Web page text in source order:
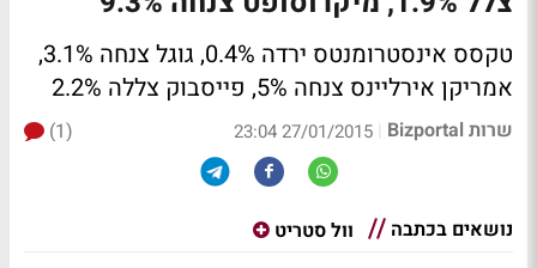
טקסס אינסטרומנטס ירדה 0.4%, גוגל צנחה 3.1%,
אמריקן אירליינס צנחה 5%, פייסבוק צללה 2.2%
שרות Bizportal |
27/01/2015 23:04
(1)
נושאים בכתבה וול סטריט